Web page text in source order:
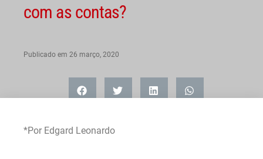
com as contas?
Publicado em 26 março, 2020
*Por Edgard Leonardo